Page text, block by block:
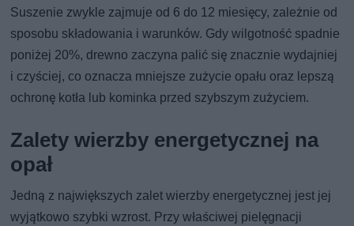
Suszenie zwykle zajmuje od 6 do 12 miesięcy, zależnie od
sposobu składowania i warunków. Gdy wilgotność spadnie
poniżej 20%, drewno zaczyna palić się znacznie wydajniej
i czyściej, co oznacza mniejsze zużycie opału oraz lepszą
ochronę kotła lub kominka przed szybszym zużyciem.
Zalety wierzby energetycznej na
opał
Jedną z największych zalet wierzby energetycznej jest jej
wyjątkowo szybki wzrost. Przy właściwej pielęgnacji